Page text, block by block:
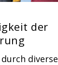
der
diverse